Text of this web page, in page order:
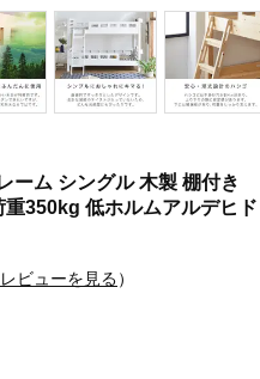
ーム シングル 木製 棚付き
350kg 低ホルムアルデヒド
ビューを見る）